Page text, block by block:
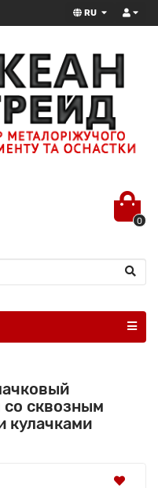
RU
0
сквозным
кулачками